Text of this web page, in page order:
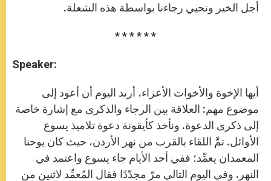
أجل الخير ونحيي رجاءنا بواسطة هذه الشعلة.
* * * * * *
Speaker:
أيها الإخوة والأخوات الأعزاء، أريد اليوم أن أعود إلى
موضوع مهم: العلاقة بين الرجاء والذكرى مع إشارة خاصة
إلى ذكرى الدعوة. ونأخذ كأيقونة دعوة تلاميذ يسوع
الأوائل. تمَّ اللقاء بالقرب من نهر الأردن، حيث كان يوحنا
المعمدان يعمِّد؛ ففي أحد الأيام جاء يسوع واعتمد في
النهر. وفي اليوم التالي مرّ مجدّدًا فقال المُعمِّد لاثنين من